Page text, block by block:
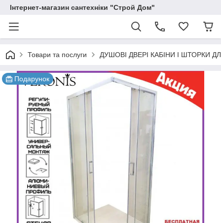
Інтернет-магазин сантехніки "Строй Дом"
Товари та послуги ДУШОВІ ДВЕРІ КАБІНИ І ШТОРКИ
Подарунок